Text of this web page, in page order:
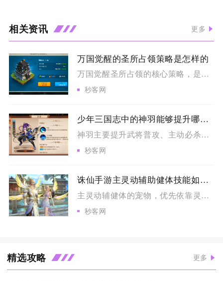
相关资讯 更多
万国觉醒的圣所占领策略是怎样的
万国觉醒圣所占领的核心策略，是以联盟分工为基础，前期做好bu...
秒客网
少年三国志中的神羽能够提升哪些技能
神羽主要提升武将普攻、主动必杀、合击技能、天赋被动、神翼专属...
秒客网
诛仙手游主灵动辅助健体技能如何使用
主灵动辅健体的宠物，优先依靠灵动放大暴击增益，健体补足生存属...
秒客网
精选攻略 更多